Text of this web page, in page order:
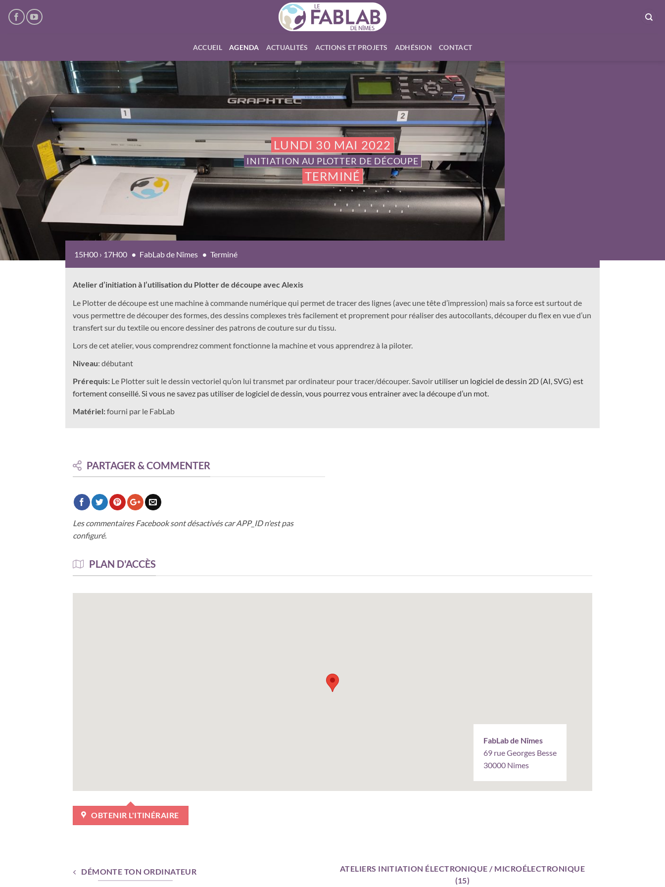
ACCUEIL AGENDA ACTUALITÉS ACTIONS ET PROJETS ADHÉSION CONTACT
LUNDI 30 MAI 2022
INITIATION AU PLOTTER DE DÉCOUPE
TERMINÉ
15H00 › 17H00 FabLab de Nîmes Terminé
Atelier d’initiation à l’utilisation du Plotter de découpe avec Alexis
Le Plotter de découpe est une machine à commande numérique qui permet de tracer des lignes (avec une tête d’impression) mais sa force est surtout de
vous permettre de découper des formes, des dessins complexes très facilement et proprement pour réaliser des autocollants, découper du flex en vue d’un
transfert sur du textile ou encore dessiner des patrons de couture sur du tissu.
Lors de cet atelier, vous comprendrez comment fonctionne la machine et vous apprendrez à la piloter.
Niveau: débutant
Prérequis: Le Plotter suit le dessin vectoriel qu’on lui transmet par ordinateur pour tracer/découper. Savoir utiliser un logiciel de dessin 2D (AI, SVG) est
fortement conseillé.Si vous ne savez pas utiliser de logiciel de dessin, vous pourrez vous entrainer avec la découpe d’un mot.
Matériel:fourni par le FabLab
PARTAGER & COMMENTER
Les commentaires Facebook sont désactivés car APP_ID n'est pas
configuré.
PLAN D'ACCÈS
FabLab de Nîmes
69 rue Georges Besse
30000 Nimes
OBTENIR L'ITINÉRAIRE
DÉMONTE TON ORDINATEUR
ATELIERS INITIATION ÉLECTRONIQUE / MICROÉLECTRONIQUE
(15)